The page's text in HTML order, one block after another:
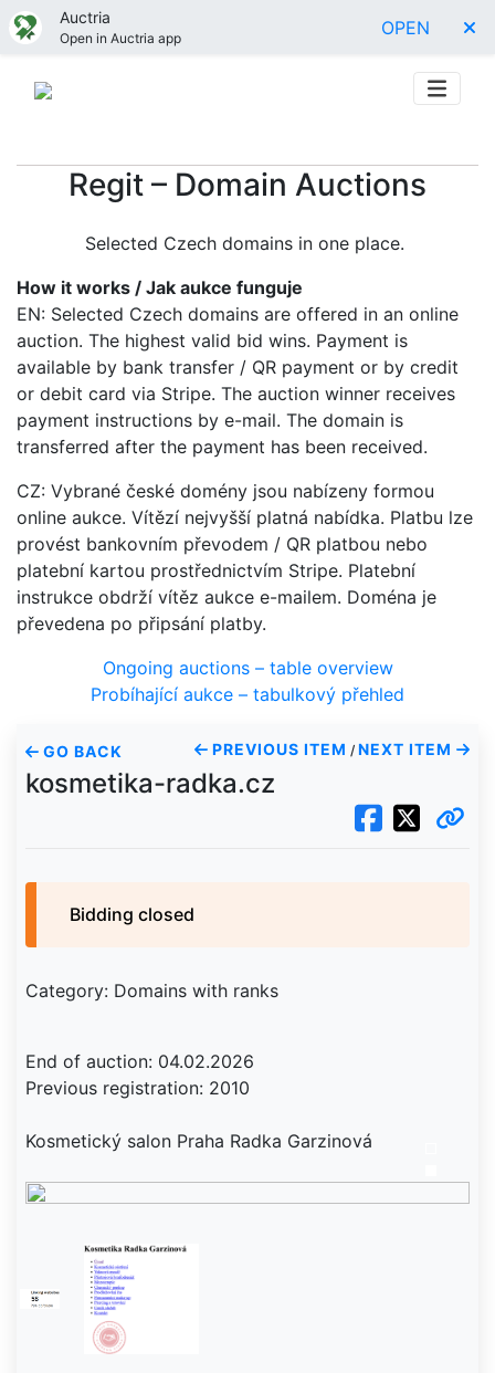
Auctria
Open in Auctria app OPEN
Regit – Domain Auctions
Selected Czech domains in one place.
How it works / Jak aukce funguje
EN: Selected Czech domains are offered in an online
auction. The highest valid bid wins. Payment is
available by bank transfer / QR payment or by credit
or debit card via Stripe. The auction winner receives
payment instructions by e-mail. The domain is
transferred after the payment has been received.
CZ: Vybrané české domény jsou nabízeny formou
online aukce. Vítězí nejvyšší platná nabídka. Platbu lze
provést bankovním převodem / QR platbou nebo
platební kartou prostřednictvím Stripe. Platební
instrukce obdrží vítěz aukce e-mailem. Doména je
převedena po připsání platby.
Ongoing auctions – table overview
Probíhající aukce – tabulkový přehled
GO BACK PREVIOUS ITEM / NEXT ITEM
kosmetika-radka.cz
Bidding closed
Category: Domains with ranks
End of auction: 04.02.2026
Previous registration: 2010
Kosmetický salon Praha Radka Garzinová